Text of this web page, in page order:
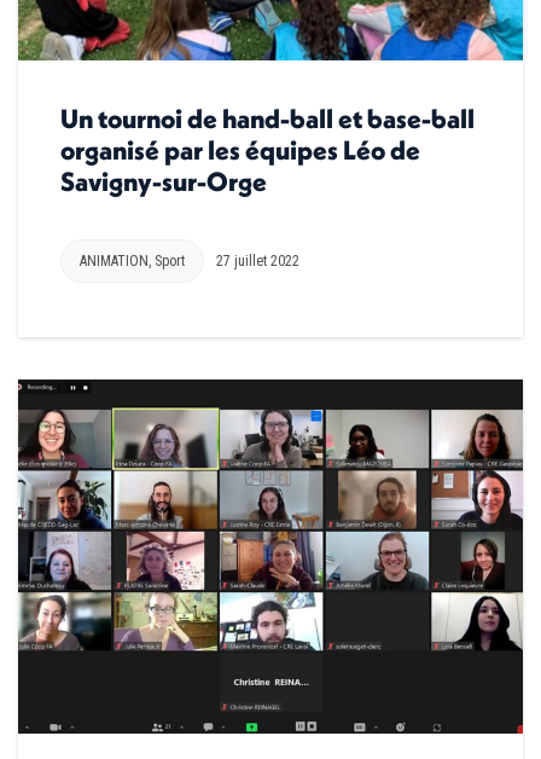
Un tournoi de hand-ball et base-ball
organisé par les équipes Léo de
Savigny-sur-Orge
ANIMATION , Sport 27 juillet 2022